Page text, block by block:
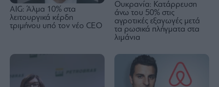
AIG: Άλμα 10% στα
λειτουργικά κέρδη
τριμήνου υπό τον νέο CEO
Ουκρανία: Κατάρρευση
άνω του 50% στις
αγροτικές εξαγωγές μετά
τα ρωσικά πλήγματα στα
λιμάνια